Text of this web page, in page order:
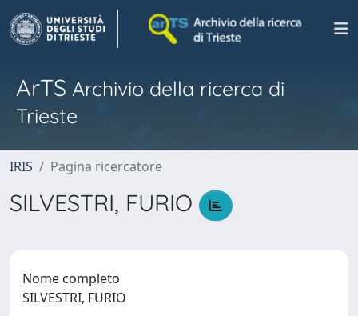
ArTS Archivio della ricerca di
Trieste
IRIS Pagina ricercatore
SILVESTRI, FURIO
Nome completo
SILVESTRI, FURIO